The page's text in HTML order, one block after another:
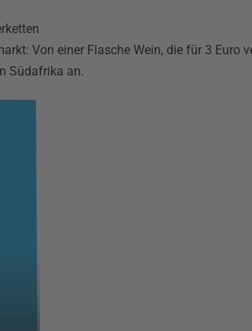
Von einer Flasche Wein, die für 3 Euro
Südafrika an.